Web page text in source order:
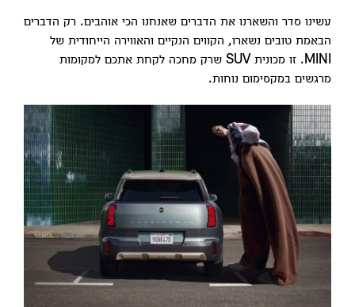
עשינו סדר והשארנו את הדברים שאנחנו הכי אוהבים. רק הדברים
הבאמת טובים נשארו, הקווים הנקיים והאווירה הייחודית של
MINI. זו מכונית SUV שרק מחכה לקחת אתכם למקומות
מרגשים במקסימום נוחות.